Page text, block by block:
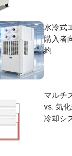
水冷式
購入者
約
マルチ
vs. 気
冷却シ